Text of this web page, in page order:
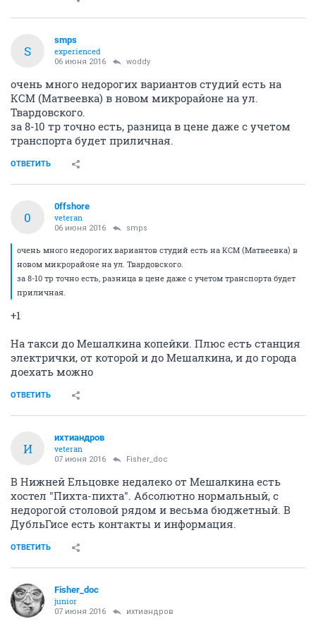
S
smps
experienced
06 июня 2016 woddy
очень много недорогих вариантов студий есть на
КСМ (Матвеевка) в новом микрорайоне на ул.
Твардовского.
за 8-10 тр точно есть, разница в цене даже с учетом
транспорта будет приличная.
ОТВЕТИТЬ
0
0ffshore
veteran
06 июня 2016 smps
очень много недорогих вариантов студий есть на КСМ (Матвеевка) в
новом микрорайоне на ул. Твардовского.
за 8-10 тр точно есть, разница в цене даже с учетом транспорта будет
приличная.
+1
На такси до Мешалкина копейки. Плюс есть станция
электрички, от которой и до Мешалкина, и до города
доехать можно
ОТВЕТИТЬ
И
ихтиандров
veteran
07 июня 2016 Fisher_doc
В Нижней Ельцовке недалеко от Мешалкина есть
хостел "Пихта-пихта". Абсолютно нормальный, с
недорогой столовой рядом и весьма бюджетный. В
ДубльГисе есть контакты и информация.
ОТВЕТИТЬ
Fisher_doc
junior
07 июня 2016 ихтиандров